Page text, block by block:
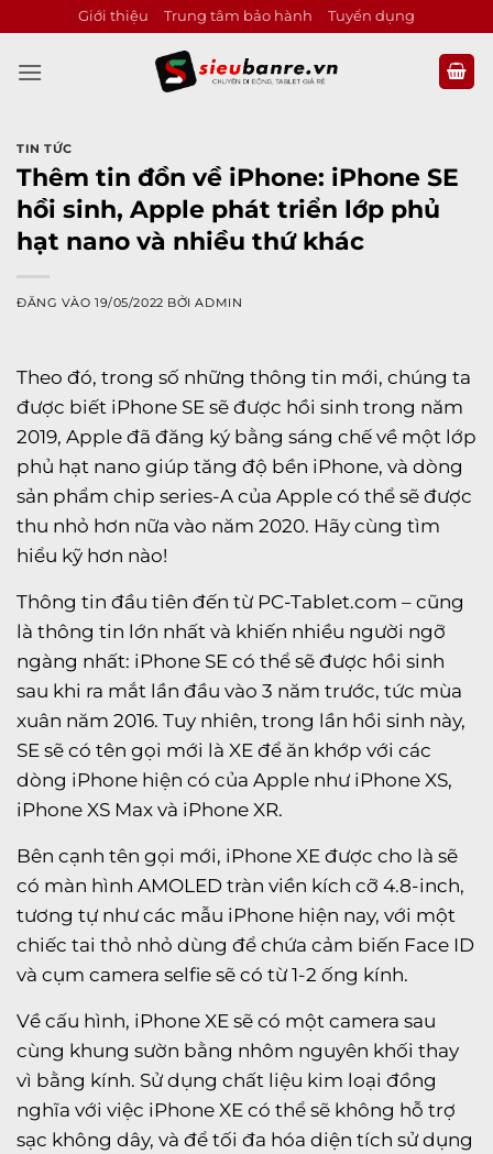
qua
nội
Giới thiệu Trung tâm bảo hành Tuyển dụng
TIN TỨC
Thêm tin đồn về iPhone: iPhone SE
hồi sinh, Apple phát triển lớp phủ
hạt nano và nhiều thứ khác
ĐĂNG VÀO19/05/2022 BỞIADMIN
Theo đó, trong số những thông tin mới, chúng ta
được biết iPhone SE sẽ được hồi sinh trong năm
2019, Apple đã đăng ký bằng sáng chế về một lớp
phủ hạt nano giúp tăng độ bền iPhone, và dòng
sản phẩm chip series-A của Apple có thể sẽ được
thu nhỏ hơn nữa vào năm 2020. Hãy cùng tìm
hiểu kỹ hơn nào!
Thông tin đầu tiên đến từ PC-Tablet.com – cũng
là thông tin lớn nhất và khiến nhiều người ngỡ
ngàng nhất: iPhone SE có thể sẽ được hồi sinh
sau khi ra mắt lần đầu vào 3 năm trước, tức mùa
xuân năm 2016. Tuy nhiên, trong lần hồi sinh này,
SE sẽ có tên gọi mới là XE để ăn khớp với các
dòng iPhone hiện có của Apple như iPhone XS,
iPhone XS Max và iPhone XR.
Bên cạnh tên gọi mới, iPhone XE được cho là sẽ
có màn hình AMOLED tràn viền kích cỡ 4.8-inch,
tương tự như các mẫu iPhone hiện nay, với một
chiếc tai thỏ nhỏ dùng để chứa cảm biến Face ID
và cụm camera selfie sẽ có từ 1-2 ống kính.
Về cấu hình, iPhone XE sẽ có một camera sau
cùng khung sườn bằng nhôm nguyên khối thay
vì bằng kính. Sử dụng chất liệu kim loại đồng
nghĩa với việc iPhone XE có thể sẽ không hỗ trợ
sạc không dây, và để tối đa hóa diện tích sử dụng